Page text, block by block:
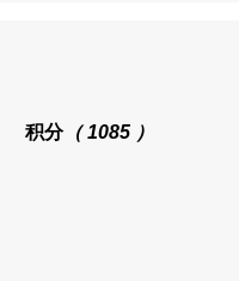
积分（ 1085 ）